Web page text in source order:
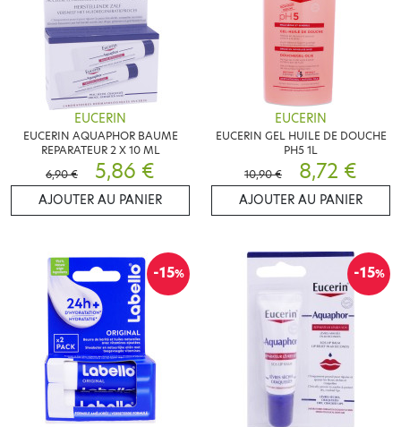
EUCERIN
EUCERIN AQUAPHOR BAUME
REPARATEUR 2 X 10 ML
6,90 €
5,86 €
AJOUTER AU PANIER
EUCERIN
EUCERIN GEL HUILE DE DOUCHE
PH5 1L
10,90 €
8,72 €
AJOUTER AU PANIER
-15% -15%